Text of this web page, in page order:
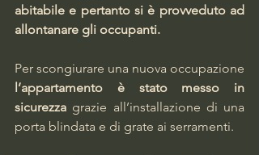
abitabile e pertanto si è provveduto ad
allontanare gli occupanti.
l’appartamento è stato messo in
sicurezza grazie all’installazione di una
porta blindata e di grate ai serramenti.